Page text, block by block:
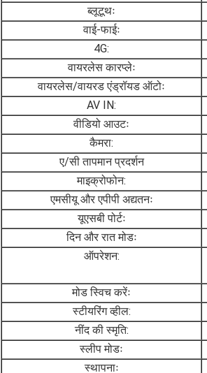
ब्लूटूथः
वाई-फाईः
4G:
वायरलेस कारप्लेः
वायरलेस/वायरड एंड्रॉयड ऑटोः
AV IN:
वीडियो आउटः
कैमरा:
ए/सी तापमान प्रदर्शन
माइक्रोफोन:
एमसीयू और एपीपी अद्यतनः
यूएसबी पोर्टः
दिन और रात मोडः
ऑपरेशन:
मोड स्विच करेंः
स्टीयरिंग व्हील:
नींद की स्मृति:
स्लीप मोडः
स्थापनाः